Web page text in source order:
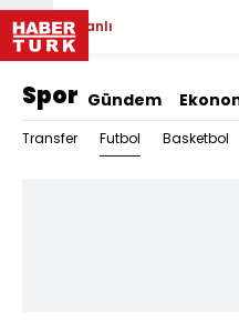
Canlı
Spor Gündem
Transfer Futbol Basketbol